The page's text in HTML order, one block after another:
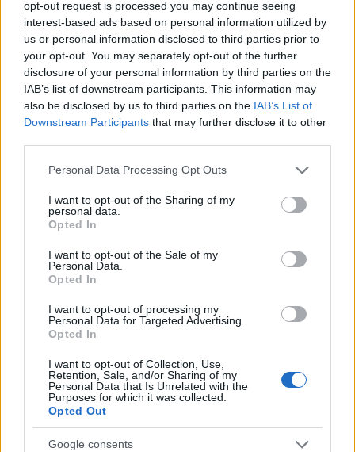
opt-out request is processed you may continue seeing
interest-based ads based on personal information utilized by
us or personal information disclosed to third parties prior to
your opt-out. You may separately opt-out of the further
disclosure of your personal information by third parties on the
IAB’s list of downstream participants. This information may
also be disclosed by us to third parties on the IAB’s List of
Downstream Participants that may further disclose it to other
Please note that this website/app uses one or more Google
not limited to your visit or usage behaviour. You may click to
grant or deny consent to Google and its third-party tags to
use your data for below specified purposes in below Google
consent section.
Personal Data Processing Opt Outs
I want to opt-out of the Sharing of my
personal data.
Opted In
I want to opt-out of the Sale of my
Personal Data.
Opted In
I want to opt-out of processing my
Personal Data for Targeted Advertising.
Opted In
I want to opt-out of Collection, Use,
Retention, Sale, and/or Sharing of my
Personal Data that Is Unrelated with the
Purposes for which it was collected.
Opted Out
Google consents
formy w tabelce:
ZGŁOŚ POPRAWKĘ
Pozostały wątpliwości? Brakuje czegoś w haśle?
Zobacz, co zyskują abonenci Dobrego słownika.
SPRAWDŹ
Często sprawdzane